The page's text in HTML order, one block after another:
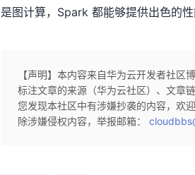
是图计算，Spark 都能够提供出色的
【声明】本内容来自华为云开发者社
标注文章的来源（华为云社区）、文章
您发现本社区中有涉嫌抄袭的内容，欢
除涉嫌侵权内容，举报邮箱：